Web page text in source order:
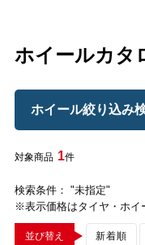
ホイールカタ
ホイール絞り込み
対象商品 1件
検索条件： "未指定"
※表示価格はタイヤ・ホイ
並び替え 新着順